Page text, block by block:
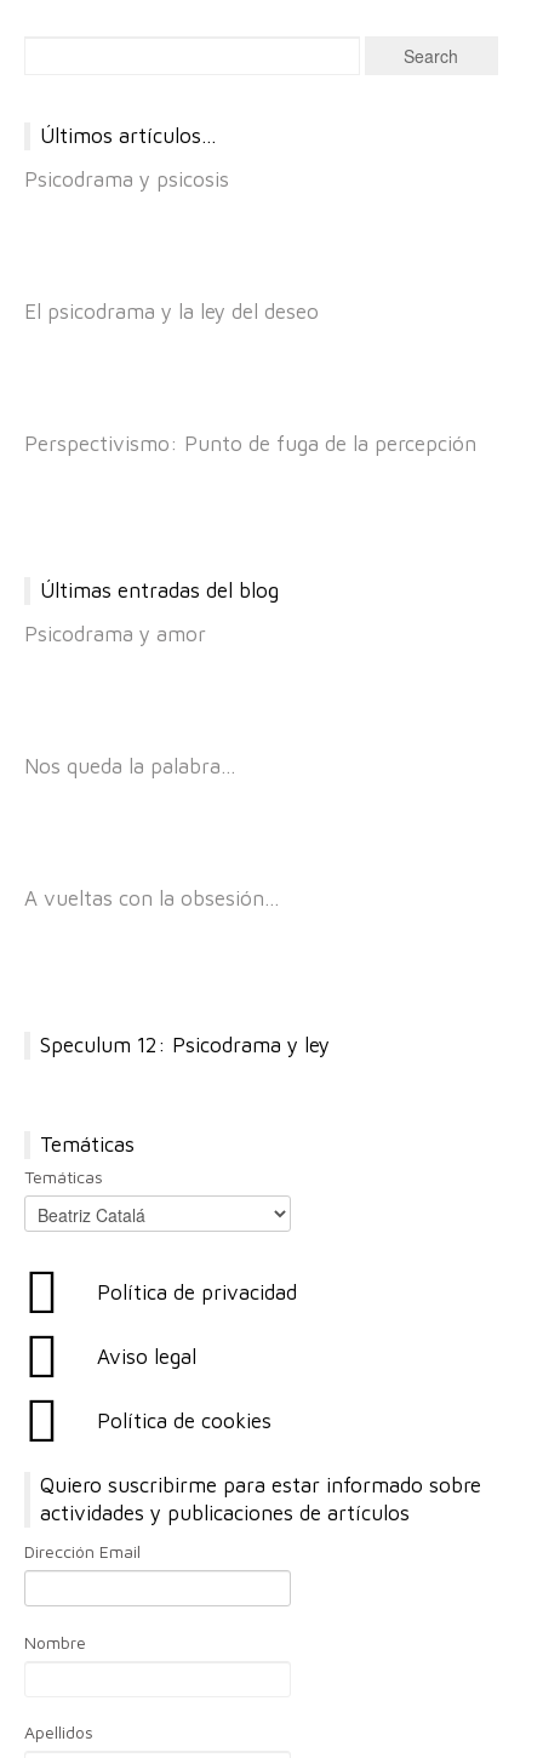
Últimos artículos…
Psicodrama y psicosis
El psicodrama y la ley del deseo
Perspectivismo: Punto de fuga de la percepción
Últimas entradas del blog
Psicodrama y amor
Nos queda la palabra…
A vueltas con la obsesión…
Speculum 12: Psicodrama y ley
Temáticas
Temáticas
Política de privacidad
Aviso legal
Política de cookies
Quiero suscribirme para estar informado sobre
actividades y publicaciones de artículos
Dirección Email
Nombre
Apellidos